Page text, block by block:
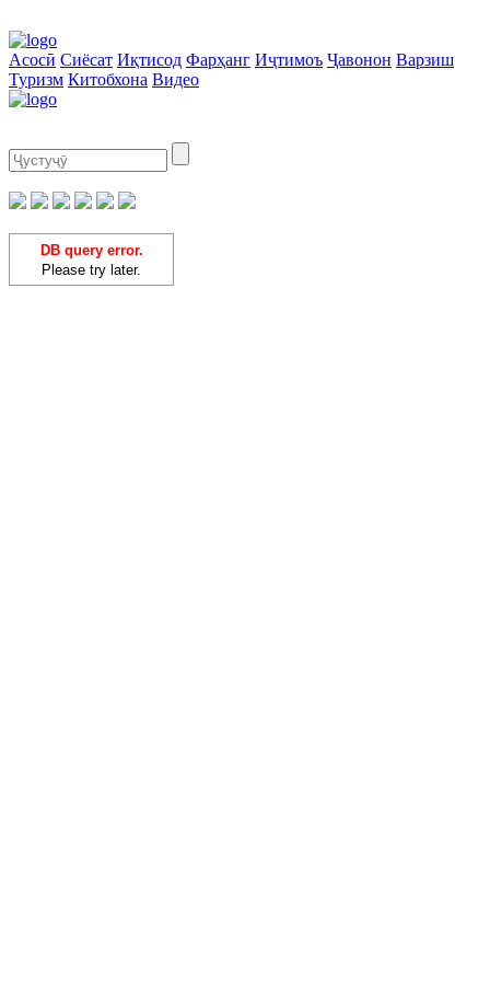
Асосӣ Сиёсат Иқтисод Фарҳанг Иҷтимоъ Ҷавонон Варзиш
Туризм Китобхона Видео
DB query error.
Please try later.